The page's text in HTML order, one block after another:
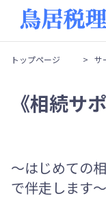
法人概要
サービスメニュ
トップページ
法人概要
トップページ > サ
《相続サ
～はじめての
で伴走します～